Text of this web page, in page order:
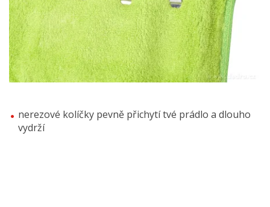
nerezové kolíčky pevně přichytí tvé prádlo a dlouho
vydrží